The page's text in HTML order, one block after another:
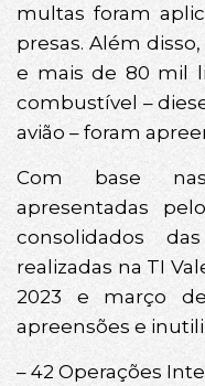
multas foram
presas. Além
e mais de 80 mil
combustível –
avião – foram
Com base
apresentadas
consolidados
realizadas na TI
2023 e março
apreensões e
– 42 Operações